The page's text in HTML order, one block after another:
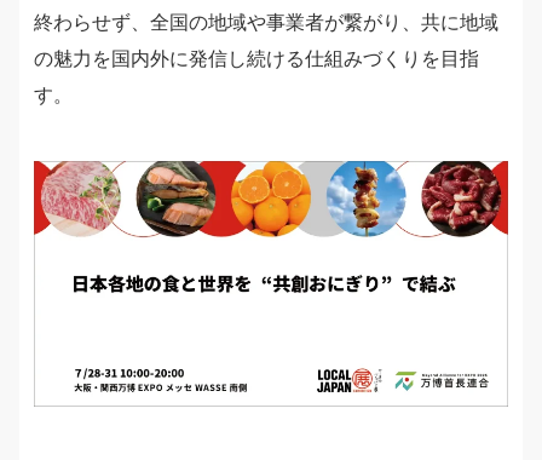
終わらせず、全国の地域や事業者が繋がり、共に地域
の魅力を国内外に発信し続ける仕組みづくりを目指
す。